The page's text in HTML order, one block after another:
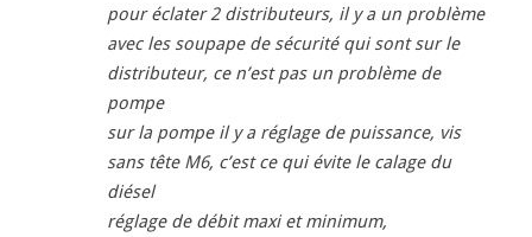
pour éclater 2 distributeurs, il y a un problème
avec les soupape de sécurité qui sont sur le
distributeur, ce n’est pas un problème de
pompe
sur la pompe il y a réglage de puissance, vis
sans tête M6, c’est ce qui évite le calage du
diésel
réglage de débit maxi et minimum,